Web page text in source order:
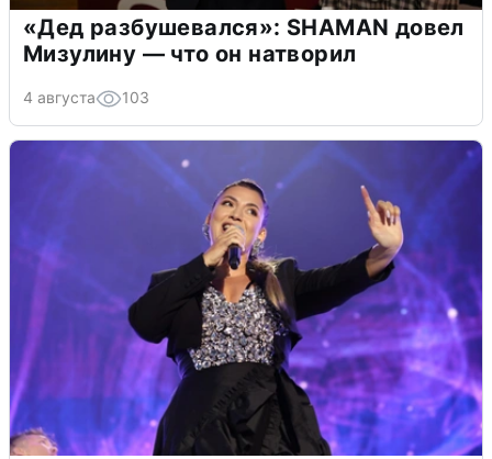
«Дед разбушевался»: SHAMAN довел
Мизулину — что он натворил
4 августа 103